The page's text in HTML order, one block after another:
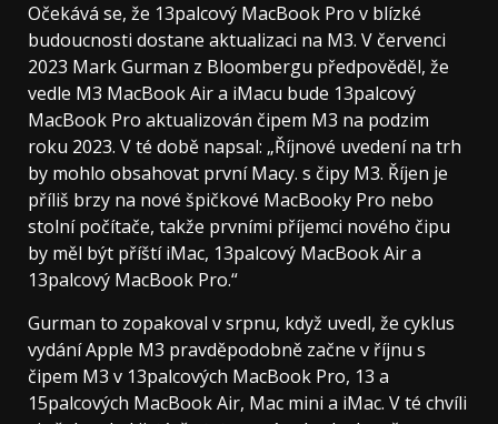
Očekává se, že 13palcový MacBook Pro v blízké
budoucnosti dostane aktualizaci na M3. V červenci
2023 Mark Gurman z Bloombergu předpověděl, že
vedle M3 MacBook Air a iMacu bude 13palcový
MacBook Pro aktualizován čipem M3 na podzim
roku 2023. V té době napsal: „Říjnové uvedení na trh
by mohlo obsahovat první Macy. s čipy M3. Říjen je
příliš brzy na nové špičkové MacBooky Pro nebo
stolní počítače, takže prvními příjemci nového čipu
by měl být příští iMac, 13palcový MacBook Air a
13palcový MacBook Pro.“
Gurman to zopakoval v srpnu, když uvedl, že cyklus
vydání Apple M3 pravděpodobně začne v říjnu s
čipem M3 v 13palcových MacBook Pro, 13 a
15palcových MacBook Air, Mac mini a iMac. V té chvíli